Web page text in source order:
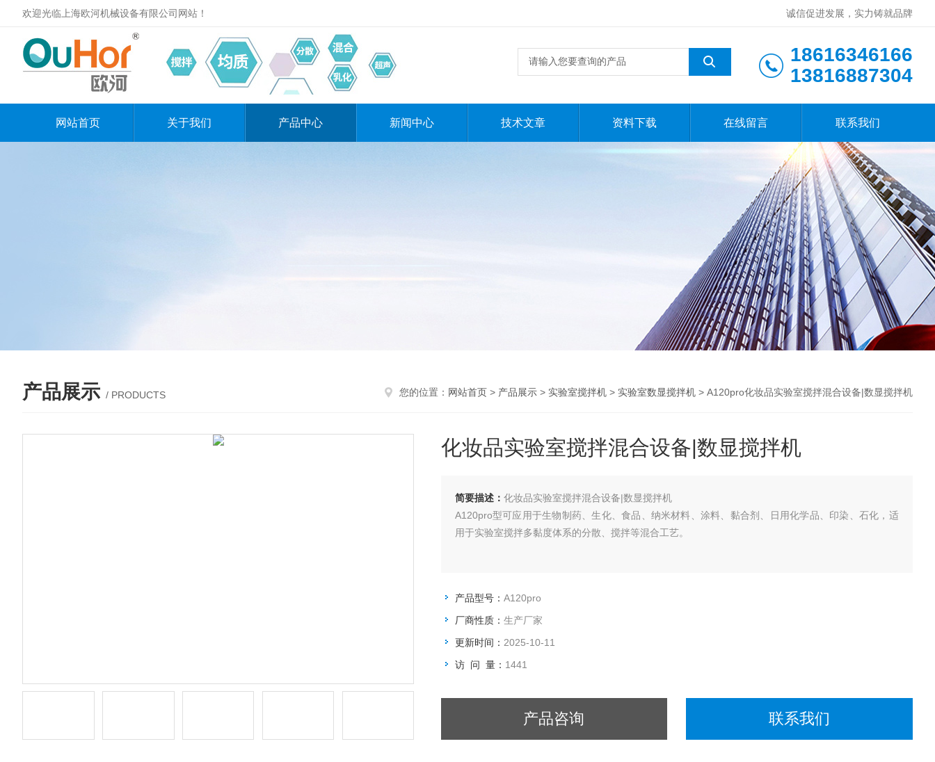
欢迎光临上海欧河机械设备有限公司网站！ 诚信促进发展，实力铸就品牌
18616346166
13816887304
网站首页 关于我们 产品中心 新闻中心 技术文章 资料下载 在线留言 联系我们
产品展示 / PRODUCTS 您的位置： 网站首页 > 产品展示 > 实验室搅拌机 > 实验室数显搅拌机 > A120pro化妆品实验室搅拌混合设备|数显搅拌机
化妆品实验室搅拌混合设备|数显搅拌机
简要描述： 化妆品实验室搅拌混合设备|数显搅拌机
A120pro型可应用于生物制药、生化、食品、纳米材料、涂料、黏合剂、日用化学品、印染、石化，适
用于实验室搅拌多黏度体系的分散、搅拌等混合工艺。
产品型号： A120pro
厂商性质： 生产厂家
更新时间： 2025-10-11
访 问 量： 1441
产品咨询 联系我们